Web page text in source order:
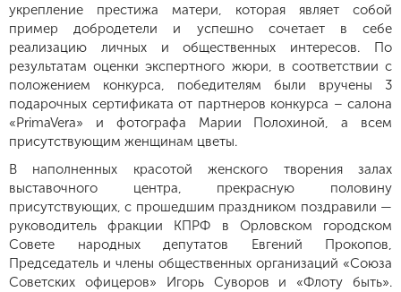
укрепление престижа матери, которая являет собой
пример добродетели и успешно сочетает в себе
реализацию личных и общественных интересов. По
результатам оценки экспертного жюри, в соответствии с
положением конкурса, победителям были вручены 3
подарочных сертификата от партнеров конкурса – салона
«PrimaVera» и фотографа Марии Полохиной, а всем
присутствующим женщинам цветы.
В наполненных красотой женского творения залах
выставочного центра, прекрасную половину
присутствующих, с прошедшим праздником поздравили —
руководитель фракции КПРФ в Орловском городском
Совете народных депутатов Евгений Прокопов,
Председатель и члены общественных организаций «Союза
Советских офицеров» Игорь Суворов и «Флоту быть».